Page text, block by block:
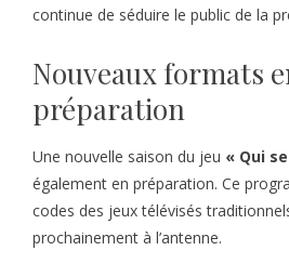
continue de séduire le public de la
Nouveaux formats
préparation
Une nouvelle saison du jeu « Qui
également en préparation. Ce
codes des jeux télévisés
prochainement à l’antenne.